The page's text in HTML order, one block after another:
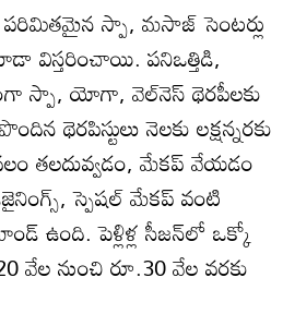
పరిమితమైన స్పా, మసాజ్‌ సెంటర్లు
విస్తరించాయి. పనిఒత్తిడి,
స్పా, యోగా, వెల్‌నెస్‌ థెరపీలకు
థెరపిస్టులు నెలకు లక్షన్నరకు
తలదువ్వడం, మేకప్‌ వేయడం
స్పెషల్‌ మేకప్‌ వంటి
ఉంది. పెళ్లిళ్ల సీజన్‌లో ఒక్కో
వేల నుంచి రూ.30 వేల వరకు